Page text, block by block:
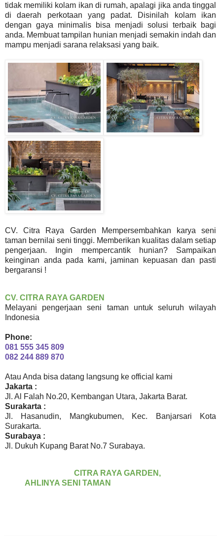
tidak memiliki kolam ikan di rumah, apalagi jika anda tinggal
di daerah perkotaan yang padat. Disinilah kolam ikan
dengan gaya minimalis bisa menjadi solusi terbaik bagi
anda. Membuat tampilan hunian menjadi semakin indah dan
mampu menjadi sarana relaksasi yang baik.
CV. Citra Raya Garden Mempersembahkan karya seni
taman bernilai seni tinggi. Memberikan kualitas dalam setiap
pengerjaan. Ingin mempercantik hunian? Sampaikan
keinginan anda pada kami, jaminan kepuasan dan pasti
bergaransi !
CV. CITRA RAYA GARDEN
Melayani pengerjaan seni taman untuk seluruh wilayah
Indonesia
Phone:
081 555 345 809
082 244 889 870
Atau Anda bisa datang langsung ke official kami
Jakarta :
Jl. Al Falah No.20, Kembangan Utara, Jakarta Barat.
Surakarta :
Jl. Hasanudin, Mangkubumen, Kec. Banjarsari Kota
Surakarta.
Surabaya :
Jl. Dukuh Kupang Barat No.7 Surabaya.
CITRA RAYA GARDEN,
AHLINYA SENI TAMAN